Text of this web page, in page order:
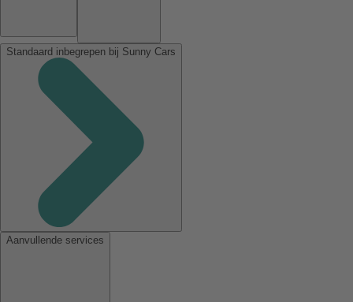
Standaard inbegrepen bij Sunny Cars
Aanvullende services